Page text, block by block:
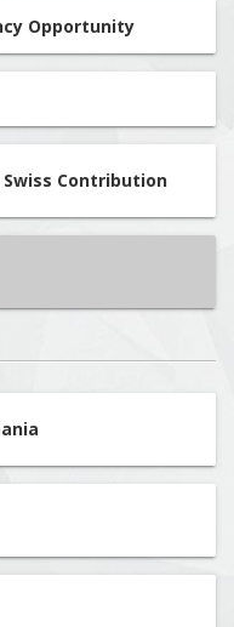
Opportunity
Swiss Contribution